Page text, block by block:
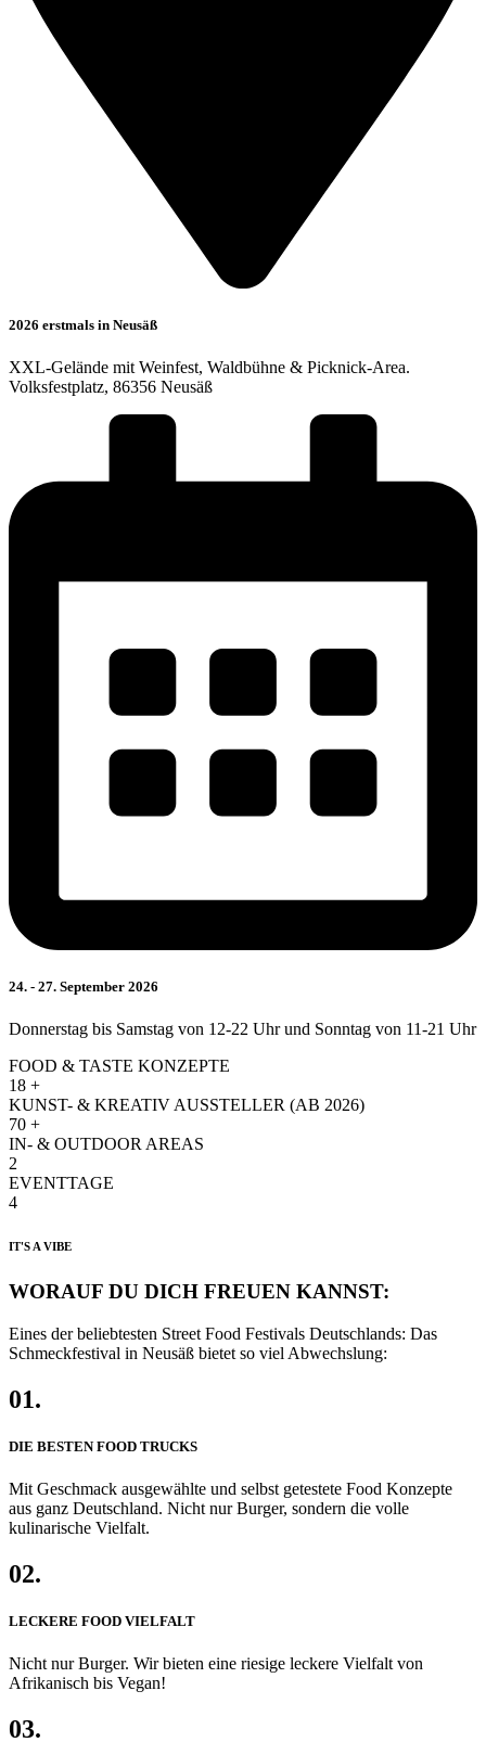
2026 erstmals in Neusäß
XXL-Gelände mit Weinfest, Waldbühne & Picknick-Area.
Volksfestplatz, 86356 Neusäß
24. - 27. September 2026
Donnerstag bis Samstag von 12-22 Uhr und Sonntag von 11-21 Uhr
FOOD & TASTE KONZEPTE
18 +
KUNST- & KREATIV AUSSTELLER (AB 2026)
70 +
IN- & OUTDOOR AREAS
2
EVENTTAGE
4
IT'S A VIBE
WORAUF DU DICH FREUEN KANNST:
Eines der beliebtesten Street Food Festivals Deutschlands: Das
Schmeckfestival in Neusäß bietet so viel Abwechslung:
01.
DIE BESTEN FOOD TRUCKS
Mit Geschmack ausgewählte und selbst getestete Food Konzepte
aus ganz Deutschland. Nicht nur Burger, sondern die volle
kulinarische Vielfalt.
02.
LECKERE FOOD VIELFALT
Nicht nur Burger. Wir bieten eine riesige leckere Vielfalt von
Afrikanisch bis Vegan!
03.